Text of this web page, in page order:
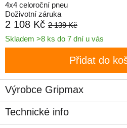
4x4 celoroční pneu
Doživotní záruka
2 108 Kč 2 139 Kč
Skladem >8 ks do 7 dní u vás
Přidat do
Výrobce Gripmax
Technické info